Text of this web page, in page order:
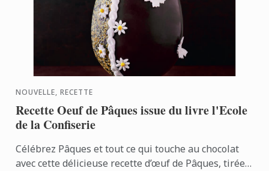
NOUVELLE, RECETTE
Recette Oeuf de Pâques issue du livre l'Ecole
de la Confiserie
Célébrez Pâques et tout ce qui touche au chocolat
avec cette délicieuse recette d’œuf de Pâques, tirée